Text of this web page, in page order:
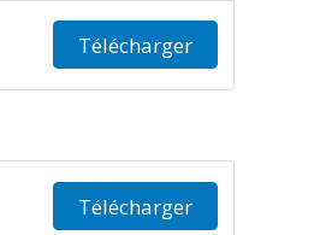
Télécharger
Télécharger